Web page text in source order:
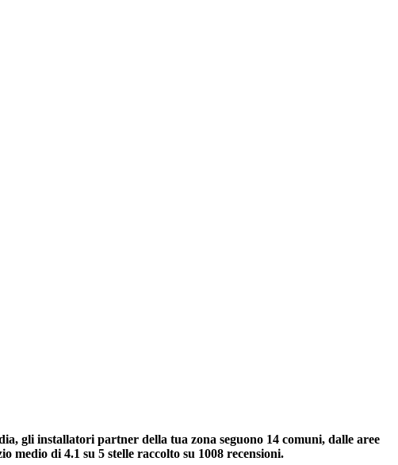
gli installatori partner della tua zona seguono 14 comuni, dalle aree
di 4.1 su 5 stelle raccolto su 1008 recensioni.